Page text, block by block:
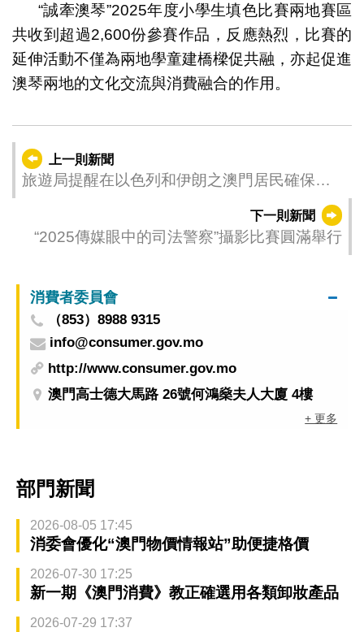
“誠牽澳琴”2025年度小學生填色比賽兩地賽區
共收到超過2,600份參賽作品，反應熱烈，比賽的
延伸活動不僅為兩地學童建橋樑促共融，亦起促進
澳琴兩地的文化交流與消費融合的作用。
上一則新聞
旅遊局提醒在以色列和伊朗之澳門居民確保自
下一則新聞
“2025傳媒眼中的司法警察”攝影比賽圓滿舉行
消費者委員會
（853）8988 9315
info@consumer.gov.mo
http://www.consumer.gov.mo
澳門高士德大馬路 26號何鴻燊夫人大廈 4樓
+ 更多
部門新聞
2026-08-05 17:45
消委會優化“澳門物價情報站”助便捷格價
2026-07-30 17:25
新一期《澳門消費》教正確選用各類卸妝產品
2026-07-29 17:37